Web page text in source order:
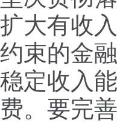
扩大有收
约束的金
稳定收入
费。要完